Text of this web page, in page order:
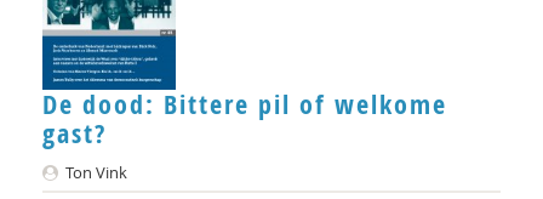
De dood: Bittere pil of welkome
gast?
Ton Vink